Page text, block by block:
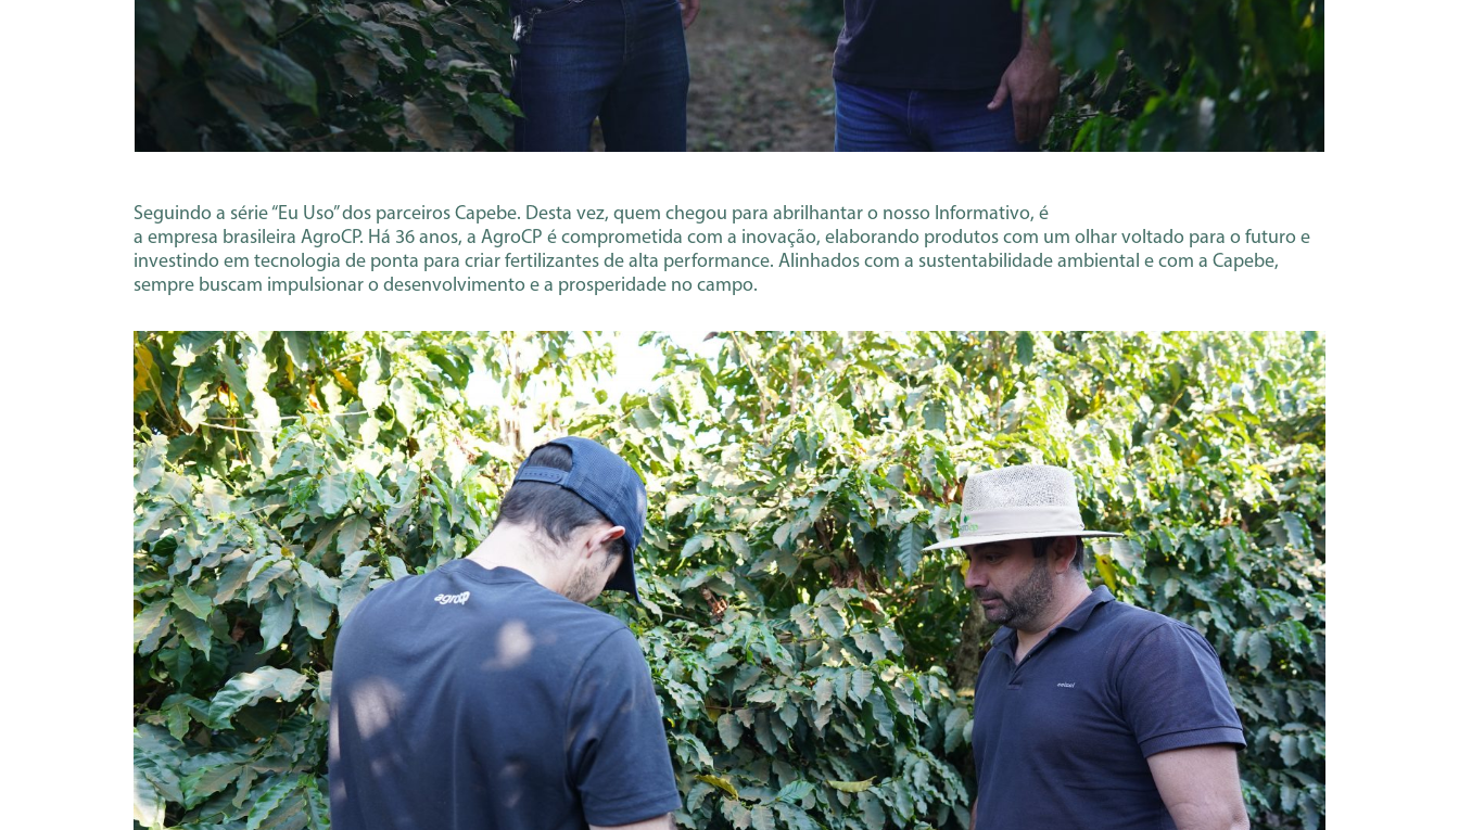
Seguindo a série “Eu Uso” dos parceiros Capebe. Desta vez, quem chegou para abrilhantar o nosso Informativo, é
a empresa brasileira AgroCP. Há 36 anos, a AgroCP é comprometida com a inovação, elaborando produtos com um olhar voltado para o futuro e
investindo em tecnologia de ponta para criar fertilizantes de alta performance. Alinhados com a sustentabilidade ambiental e com a Capebe,
sempre buscam impulsionar o desenvolvimento e a prosperidade no campo.